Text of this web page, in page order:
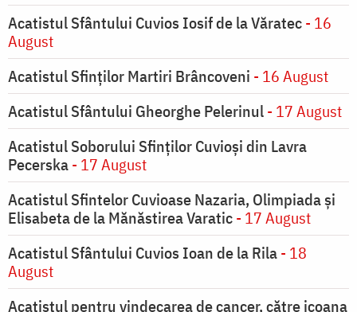
Acatistul Sfântului Cuvios Iosif de la Văratec- 16
August
Acatistul Sfinților Martiri Brâncoveni - 16 August
Acatistul Sfântului Gheorghe Pelerinul- 17 August
Acatistul Soborului Sfinților Cuvioși din Lavra
Pecerska- 17 August
Acatistul Sfintelor Cuvioase Nazaria, Olimpiada și
Elisabeta de la Mănăstirea Varatic- 17 August
Acatistul Sfântului Cuvios Ioan de la Rila- 18
August
Acatistul pentru vindecarea de cancer, către icoana